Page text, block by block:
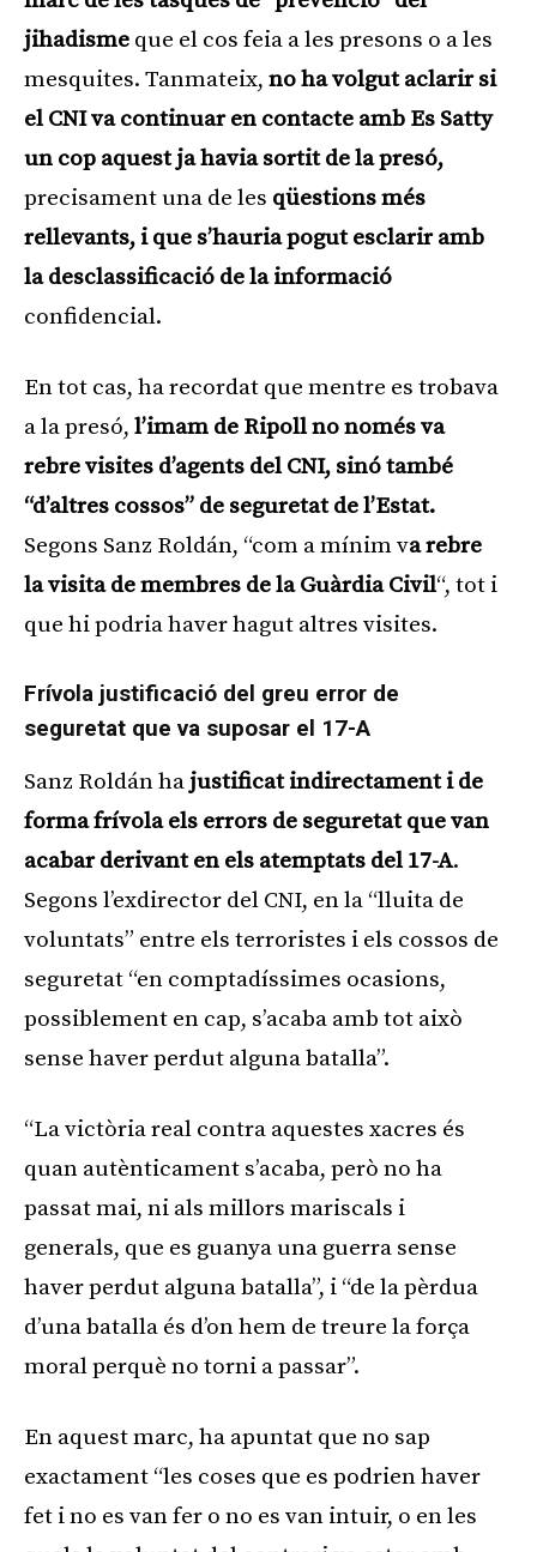
jihadisme que el cos feia a les presons o a les
mesquites. Tanmateix, no ha volgut aclarir si
el CNI va continuar en contacte amb Es Satty
un cop aquest ja havia sortit de la presó,
precisament una de les qüestions més
rellevants, i que s’hauria pogut esclarir amb
la desclassificació de la informació
confidencial.
En tot cas, ha recordat que mentre es trobava
a la presó, l’imam de Ripoll no només va
rebre visites d’agents del CNI, sinó també
“d’altres cossos” de seguretat de l’Estat.
Segons Sanz Roldán, “com a mínim va rebre
la visita de membres de la Guàrdia Civil“, tot i
que hi podria haver hagut altres visites.
Frívola justificació del greu error de
seguretat que va suposar el 17-A
Sanz Roldán ha justificat indirectament i de
forma frívola els errors de seguretat que van
acabar derivant en els atemptats del 17-A.
Segons l’exdirector del CNI, en la “lluita de
voluntats” entre els terroristes i els cossos de
seguretat “en comptadíssimes ocasions,
possiblement en cap, s’acaba amb tot això
sense haver perdut alguna batalla”.
“La victòria real contra aquestes xacres és
quan autènticament s’acaba, però no ha
passat mai, ni als millors mariscals i
generals, que es guanya una guerra sense
haver perdut alguna batalla”, i “de la pèrdua
d’una batalla és d’on hem de treure la força
moral perquè no torni a passar”.
En aquest marc, ha apuntat que no sap
exactament “les coses que es podrien haver
fet i no es van fer o no es van intuir, o en les